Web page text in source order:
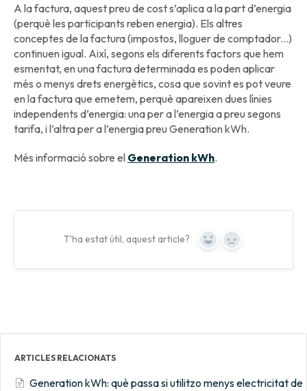
A la factura, aquest preu de cost s’aplica a la part d’energia
(perquè les participants reben energia). Els altres
conceptes de la factura (impostos, lloguer de comptador...)
continuen igual. Així, segons els diferents factors que hem
esmentat, en una factura determinada es poden aplicar
més o menys drets energètics, cosa que sovint es pot veure
en la factura que emetem, perquè apareixen dues línies
independents d’energia: una per a l’energia a preu segons
tarifa, i l’altra per a l’energia preu Generation kWh.
Més informació sobre el Generation kWh.
T'ha estat útil, aquest article? Yes No
ARTICLES RELACIONATS
Generation kWh: què passa si utilitzo menys electricitat de